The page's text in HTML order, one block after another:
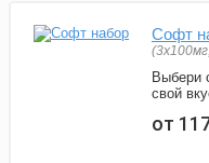
Софт
Выбери
свой
от